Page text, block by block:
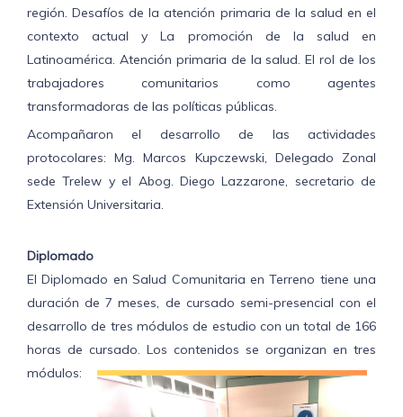
región. Desafíos de la atención primaria de la salud en el
contexto actual y La promoción de la salud en
Latinoamérica. Atención primaria de la salud. El rol de los
trabajadores comunitarios como agentes
transformadoras de las políticas públicas.
Acompañaron el desarrollo de las actividades
protocolares: Mg. Marcos Kupczewski, Delegado Zonal
sede Trelew y el Abog. Diego Lazzarone, secretario de
Extensión Universitaria.
Diplomado
El Diplomado en Salud Comunitaria en Terreno tiene una
duración de 7 meses, de cursado semi-presencial con el
desarrollo de tres módulos de estudio con un total de 166
horas de cursado. Los contenidos se organizan en tres
módulos: